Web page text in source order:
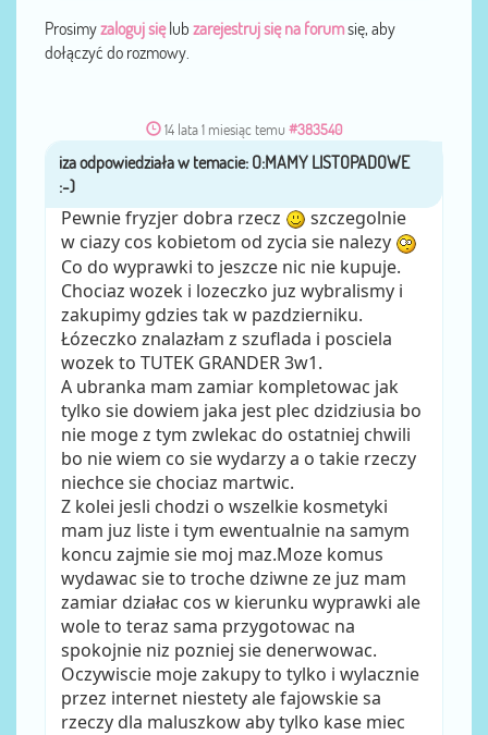
Prosimyzaloguj sięlub zarejestruj się na forumsię, aby
dołączyć do rozmowy.
14 lata 1 miesiąc temu #383540
przez iza
Pewnie fryzjer dobra rzecz
szczegolnie
w ciazy cos kobietom od zycia sie nalezy
Co do wyprawki to jeszcze nic nie kupuje.
Chociaz wozek i lozeczko juz wybralismy i
zakupimy gdzies tak w pazdzierniku.
Łózeczko znalazłam z szuflada i posciela
wozek to TUTEK GRANDER 3w1.
A ubranka mam zamiar kompletowac jak
tylko sie dowiem jaka jest plec dzidziusia bo
nie moge z tym zwlekac do ostatniej chwili
bo nie wiem co sie wydarzy a o takie rzeczy
niechce sie chociaz martwic.
Z kolei jesli chodzi o wszelkie kosmetyki
mam juz liste i tym ewentualnie na samym
koncu zajmie sie moj maz.Moze komus
wydawac sie to troche dziwne ze juz mam
zamiar działac cos w kierunku wyprawki ale
wole to teraz sama przygotowac na
spokojnie niz pozniej sie denerwowac.
Oczywiscie moje zakupy to tylko i wylacznie
przez internet niestety ale fajowskie sa
rzeczy dla maluszkow aby tylko kase miec